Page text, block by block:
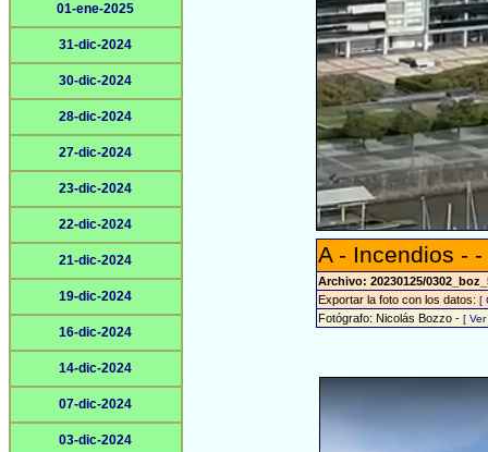
01-ene-2025
31-dic-2024
30-dic-2024
28-dic-2024
27-dic-2024
23-dic-2024
22-dic-2024
21-dic-2024
19-dic-2024
16-dic-2024
14-dic-2024
07-dic-2024
03-dic-2024
A - Incendios -
Archivo: 20230125/
Exportar la foto con los datos:[
Fotógrafo: Nicolás Bozzo -[